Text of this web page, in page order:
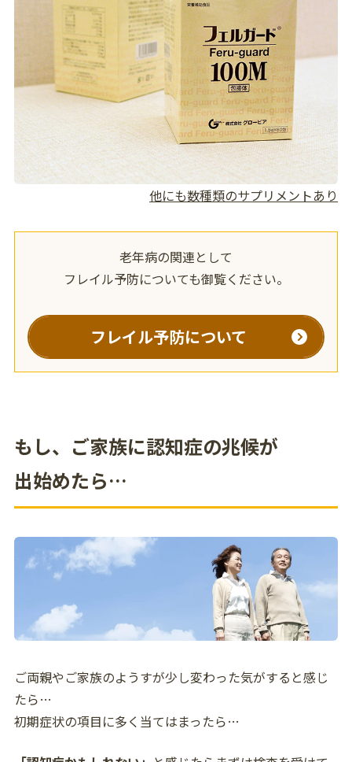
他にも数種類のサプリメントあり
老年病の関連として
フレイル予防についても御覧ください。
フレイル予防について
もし、ご家族に認知症の兆候が
出始めたら…
ご両親やご家族のようすが少し変わった気がすると感じ
たら…
初期症状の項目に多く当てはまったら…